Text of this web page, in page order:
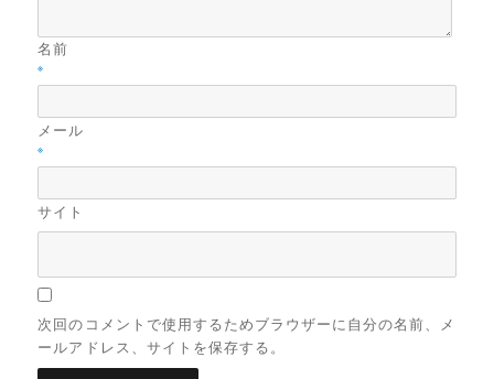
名前
※
メール
※
サイト
次回のコメントで使用するためブラウザーに自分の名前、メ
ールアドレス、サイトを保存する。